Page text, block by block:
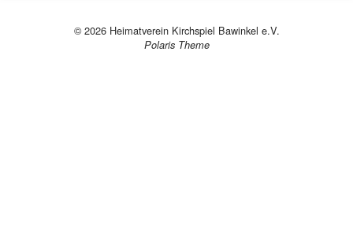
© 2026Heimatverein Kirchspiel Bawinkel e.V.
Polaris Theme